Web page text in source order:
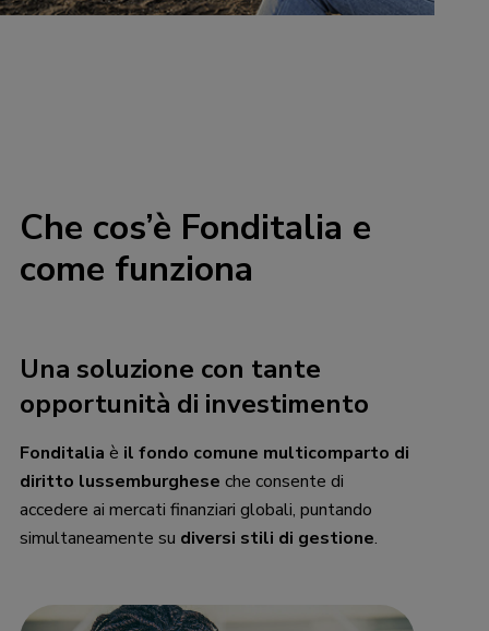
Che cos’è Fonditalia e
come funziona
Una soluzione con tante
opportunità di investimento
Fonditalia è il fondo comune multicomparto di
diritto lussemburghese che consente di
accedere ai mercati finanziari globali, puntando
simultaneamente su diversi stili di gestione.